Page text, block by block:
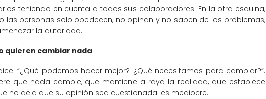
teniendo en cuenta a todos sus colaboradores. En la otra esquina,
las personas solo obedecen, no opinan y no saben de los problemas,
la autoridad.
quieren cambiar nada
“¿Qué podemos hacer mejor? ¿Qué necesitamos para cambiar?”.
que nada cambie, que mantiene a raya la realidad, que establece
no deja que su opinión sea cuestionada: es mediocre.